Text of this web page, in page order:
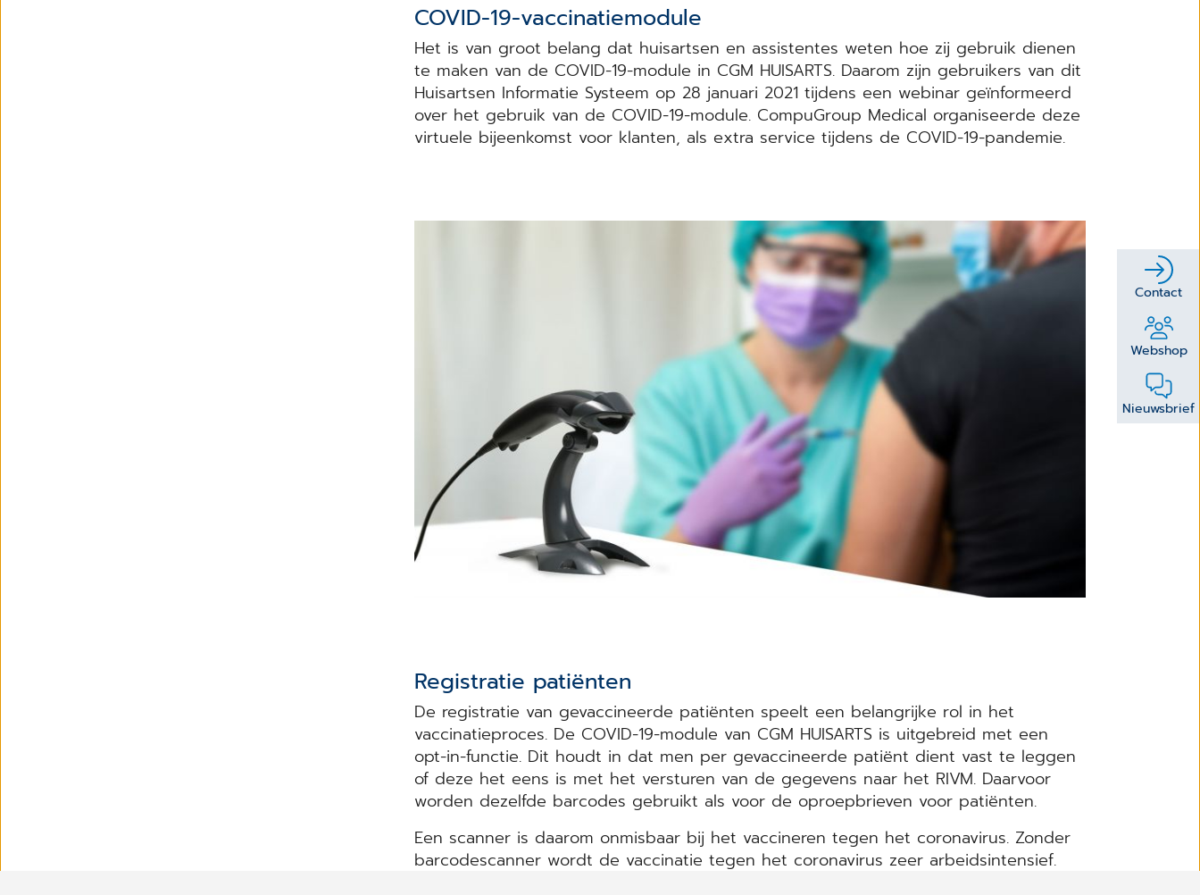
Contact
Webshop
Nieuwsbrief
COVID-19-vaccinatiemodule
Het is van groot belang dat huisartsen en assistentes weten hoe zij gebruik dienen
te maken van de COVID-19-module in CGM HUISARTS. Daarom zijn gebruikers van dit
Huisartsen Informatie Systeem op 28 januari 2021 tijdens een webinar geïnformeerd
over het gebruik van de COVID-19-module. CompuGroup Medical organiseerde deze
virtuele bijeenkomst voor klanten, als extra service tijdens de COVID-19-pandemie.
Registratie patiënten
De registratie van gevaccineerde patiënten speelt een belangrijke rol in het
vaccinatieproces. De COVID-19-module van CGM HUISARTS is uitgebreid met een
opt-in-functie. Dit houdt in dat men per gevaccineerde patiënt dient vast te leggen
of deze het eens is met het versturen van de gegevens naar het RIVM. Daarvoor
worden dezelfde barcodes gebruikt als voor de oproepbrieven voor patiënten.
Een scanner is daarom onmisbaar bij het vaccineren tegen het coronavirus. Zonder
barcodescanner wordt de vaccinatie tegen het coronavirus zeer arbeidsintensief.